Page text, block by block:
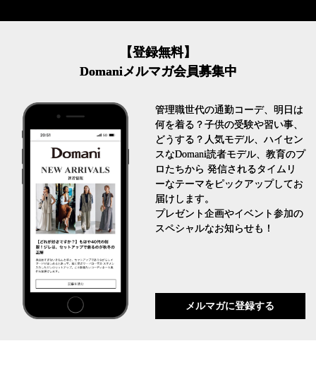
【登録無料】
Domaniメルマガ会員募集中
管理職世代の通勤コーデ、明日は
何を着る？子供の受験や習い事、
どうする？人気モデル、ハイセン
スなDomani読者モデル、教育のプ
ロたちから 発信されるタイムリ
ーなテーマをピックアップしてお
届けします。
プレゼント企画やイベント参加の
スペシャルなお知らせも！
メルマガに登録する